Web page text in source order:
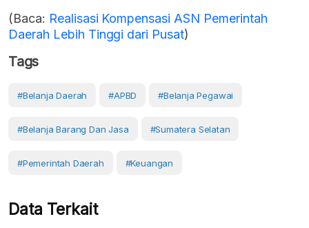
(Baca: Realisasi Kompensasi ASN Pemerintah
Daerah Lebih Tinggi dari Pusat)
Tags
#belanja Daerah #APBD #Belanja Pegawai
#belanja Barang Dan Jasa #Sumatera Selatan
#Pemerintah Daerah #Keuangan
Data Terkait